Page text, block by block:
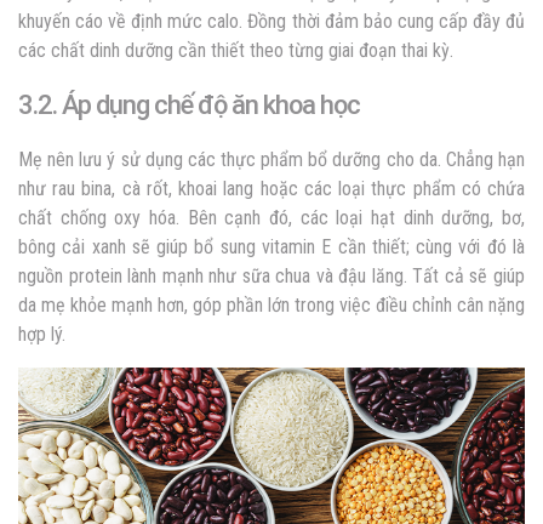
khuyến cáo về định mức calo. Đồng thời đảm bảo cung cấp đầy đủ
các chất dinh dưỡng cần thiết theo từng giai đoạn thai kỳ.
3.2. Áp dụng chế độ ăn khoa học
Mẹ nên lưu ý sử dụng các thực phẩm bổ dưỡng cho da. Chẳng hạn
như rau bina, cà rốt, khoai lang hoặc các loại thực phẩm có chứa
chất chống oxy hóa. Bên cạnh đó, các loại hạt dinh dưỡng, bơ,
bông cải xanh sẽ giúp bổ sung vitamin E cần thiết; cùng với đó là
nguồn protein lành mạnh như sữa chua và đậu lăng. Tất cả sẽ giúp
da mẹ khỏe mạnh hơn, góp phần lớn trong việc điều chỉnh cân nặng
hợp lý.